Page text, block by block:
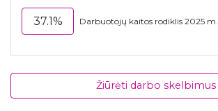
37.1% Darbuotojų kaitos rodiklis 2025 m.
Žiūrėti darbo skelbimus